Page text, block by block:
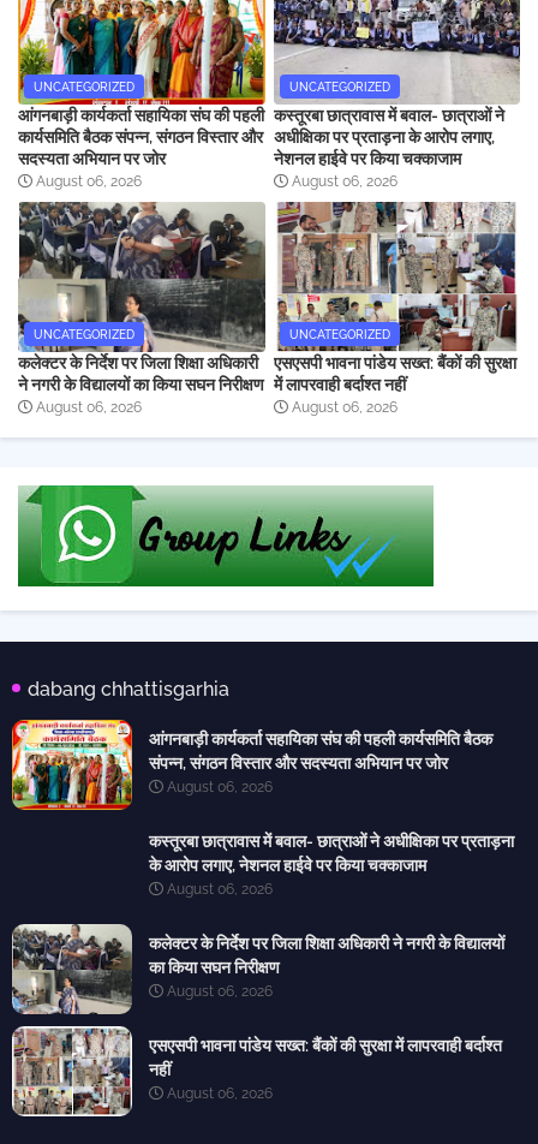
UNCATEGORIZED
आंगनबाड़ी कार्यकर्ता सहायिका संघ की पहली
कार्यसमिति बैठक संपन्न, संगठन विस्तार और
सदस्यता अभियान पर जोर
August 06, 2026
UNCATEGORIZED
कस्तूरबा छात्रावास में बवाल- छात्राओं ने
अधीक्षिका पर प्रताड़ना के आरोप लगाए,
नेशनल हाईवे पर किया चक्काजाम
August 06, 2026
UNCATEGORIZED
कलेक्टर के निर्देश पर जिला शिक्षा अधिकारी
ने नगरी के विद्यालयों का किया सघन निरीक्षण
August 06, 2026
UNCATEGORIZED
एसएसपी भावना पांडेय सख्त: बैंकों की सुरक्षा
में लापरवाही बर्दाश्त नहीं
August 06, 2026
dabang chhattisgarhia
आंगनबाड़ी कार्यकर्ता सहायिका संघ की पहली कार्यसमिति बैठक
संपन्न, संगठन विस्तार और सदस्यता अभियान पर जोर
August 06, 2026
कस्तूरबा छात्रावास में बवाल- छात्राओं ने अधीक्षिका पर प्रताड़ना
के आरोप लगाए, नेशनल हाईवे पर किया चक्काजाम
August 06, 2026
कलेक्टर के निर्देश पर जिला शिक्षा अधिकारी ने नगरी के विद्यालयों
का किया सघन निरीक्षण
August 06, 2026
एसएसपी भावना पांडेय सख्त: बैंकों की सुरक्षा में लापरवाही बर्दाश्त
नहीं
August 06, 2026